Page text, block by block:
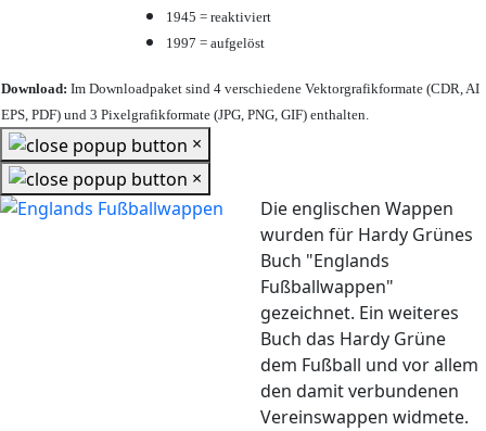
1945 = reaktiviert
1997 = aufgelöst
Download: Im Downloadpaket sind 4 verschiedene Vektorgrafikformate (CDR, AI
EPS, PDF) und 3 Pixelgrafikformate (JPG, PNG, GIF) enthalten.
×
×
Die englischen Wappen
wurden für Hardy Grünes
Buch "Englands
Fußballwappen"
gezeichnet. Ein weiteres
Buch das Hardy Grüne
dem Fußball und vor allem
den damit verbundenen
Vereinswappen widmete.